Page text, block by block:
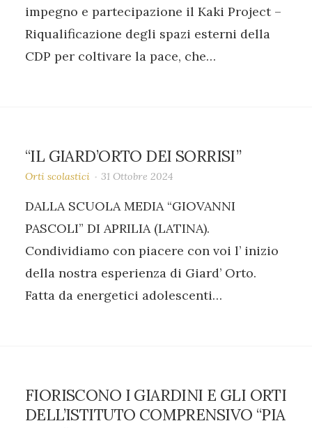
impegno e partecipazione il Kaki Project –
Riqualificazione degli spazi esterni della
CDP per coltivare la pace, che…
“IL GIARD’ORTO DEI SORRISI”
Orti scolastici 31 Ottobre 2024
DALLA SCUOLA MEDIA “GIOVANNI
PASCOLI” DI APRILIA (LATINA).
Condividiamo con piacere con voi l’ inizio
della nostra esperienza di Giard’ Orto.
Fatta da energetici adolescenti…
FIORISCONO I GIARDINI E GLI ORTI
DELL’ISTITUTO COMPRENSIVO “PIA